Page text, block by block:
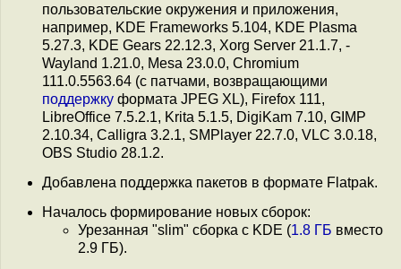
пользовательские окружения и приложения,
например, KDE Frameworks 5.104, KDE Plasma
5.27.3, KDE Gears 22.12.3, Xorg Server 21.1.7, -
Wayland 1.21.0, Mesa 23.0.0, Chromium
111.0.5563.64 (с патчами, возвращающими
поддержку формата JPEG XL), Firefox 111,
LibreOffice 7.5.2.1, Krita 5.1.5, DigiKam 7.10, GIMP
2.10.34, Calligra 3.2.1, SMPlayer 22.7.0, VLC 3.0.18,
OBS Studio 28.1.2.
Добавлена поддержка пакетов в формате Flatpak.
Началось формирование новых сборок:
Урезанная "slim" сборка с KDE (1.8 ГБ вместо
2.9 ГБ).